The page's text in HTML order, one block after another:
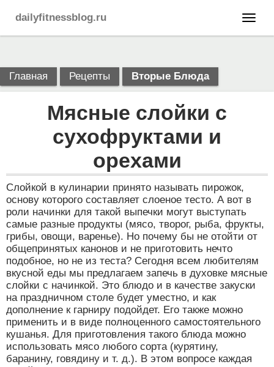
dailyfitnessblog.ru
Главная Рецепты Вторые Блюда
Мясные слойки с
сухофруктами и
орехами
Слойкой в кулинарии принято называть пирожок,
основу которого составляет слоеное тесто. А вот в
роли начинки для такой выпечки могут выступать
самые разные продукты (мясо, творог, рыба, фрукты,
грибы, овощи, варенье). Но почему бы не отойти от
общепринятых канонов и не приготовить нечто
подобное, но не из теста? Сегодня всем любителям
вкусной еды мы предлагаем запечь в духовке мясные
слойки с начинкой. Это блюдо и в качестве закуски
на праздничном столе будет уместно, и как
дополнение к гарниру подойдет. Его также можно
применить и в виде полноценного самостоятельного
кушанья. Для приготовления такого блюда можно
использовать мясо любого сорта (курятину,
баранину, говядину и т. д.). В этом вопросе каждая